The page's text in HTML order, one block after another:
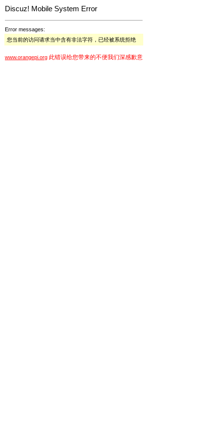
Discuz! Mobile System Error
Error messages:
您当前的访问请求当中含有非法字符，已经被系统拒绝
www.orangepi.org 此错误给您带来的不便我们深感歉意